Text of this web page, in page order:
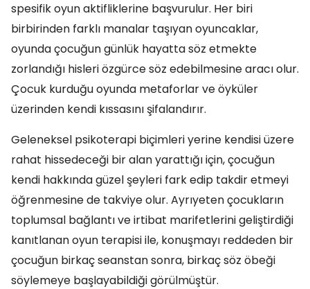
spesifik oyun aktifliklerine başvurulur. Her biri
birbirinden farklı manalar taşıyan oyuncaklar,
oyunda çocuğun günlük hayatta söz etmekte
zorlandığı hisleri özgürce söz edebilmesine aracı olur.
Çocuk kurduğu oyunda metaforlar ve öyküler
üzerinden kendi kıssasını şifalandırır.
Geleneksel psikoterapi biçimleri yerine kendisi üzere
rahat hissedeceği bir alan yarattığı için, çocuğun
kendi hakkında güzel şeyleri fark edip takdir etmeyi
öğrenmesine de takviye olur. Ayrıyeten çocukların
toplumsal bağlantı ve irtibat marifetlerini geliştirdiği
kanıtlanan oyun terapisi ile, konuşmayı reddeden bir
çocuğun birkaç seanstan sonra, birkaç söz öbeği
söylemeye başlayabildiği görülmüştür.